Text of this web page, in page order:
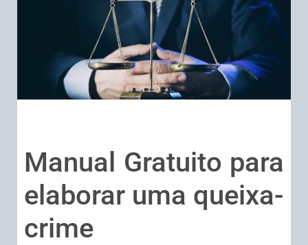
Manual Gratuito para
elaborar uma queixa-
crime